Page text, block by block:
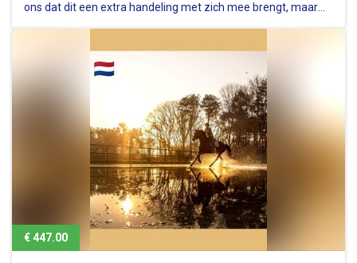
ons dat dit een extra handeling met zich mee brengt, maar
wij hechten belang aan de veiligheid van digitaal
€ 447.00